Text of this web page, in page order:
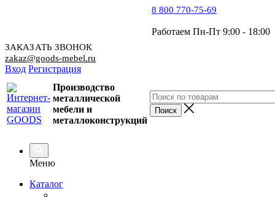
8 800 770-75-69
Работаем Пн-Пт 9:00 - 18:00
ЗАКАЗАТЬ ЗВОНОК
zakaz@goods-mebel.ru
Вход Регистрация
Производство
металлической
мебели и
металлоконструкций
Меню
Каталог